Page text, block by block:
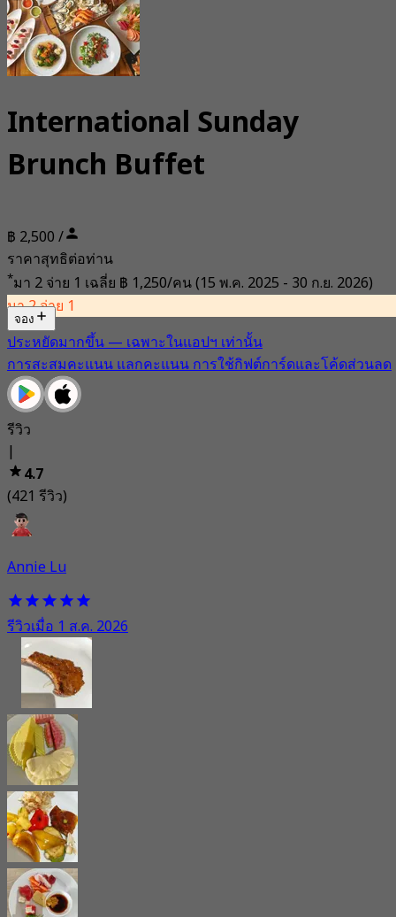
International Sunday
Brunch Buffet
฿ 2,500 /
ราคาสุทธิต่อท่าน
*มา 2 จ่าย 1 เฉลี่ย ฿ 1,250/คน(15 พ.ค. 2025 - 30 ก.ย. 2026)
มา 2 จ่าย 1
จอง
ประหยัดมากขึ้น — เฉพาะในแอปฯ เท่านั้น
การสะสมคะแนน แลกคะแนน การใช้กิฟต์การ์ดและโค้ดส่วนลด
รีวิว
|
4.7
(421 รีวิว)
Annie Lu
รีวิวเมื่อ 1 ส.ค. 2026